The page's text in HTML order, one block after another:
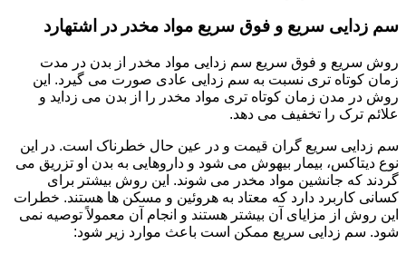
سم زدایی سریع و فوق سریع مواد مخدر در اشتهارد
روش سریع و فوق سریع سم زدایی مواد مخدر از بدن در مدت
زمان کوتاه تری نسبت به سم زدایی عادی صورت می گیرد. این
روش در مدن زمان کوتاه تری مواد مخدر را از بدن می زداید و
علائم ترک را تخفیف می دهد.
سم زدایی سریع گران قیمت و در عین حال خطرناک است. در این
نوع دیتاکس، بیمار بیهوش می شود و داروهایی به بدن او تزریق می
گردند که جانشین مواد مخدر می شوند. این روش بیشتر برای
کسانی کاربرد دارد که معتاد به هروئین و مسکن ها هستند. خطرات
این روش از مزایای آن بیشتر هستند و انجام آن معمولاً توصیه نمی
شود. سم زدایی سریع ممکن است باعث موارد زیر شود: